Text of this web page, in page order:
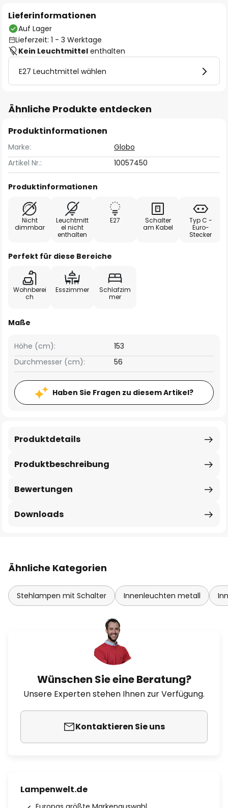
Lieferinformationen
Auf Lager
Lieferzeit: 1 - 3 Werktage
Kein Leuchtmittel enthalten
E27 Leuchtmittel wählen
Ähnliche Produkte entdecken
Produktinformationen
Marke:
Globo
Artikel Nr.:
10057450
Produktinformationen
Nicht
dimmbar
Leuchtmitt
el nicht
enthalten
E27
Schalter
am Kabel
Typ C -
Euro-
Stecker
Perfekt für diese Bereiche
Wohnberei
ch
Esszimmer
Schlafzim
mer
Maße
Höhe (cm):
153
Durchmesser (cm):
56
Haben Sie Fragen zu diesem Artikel?
Produktbeschreibung
Produktdetails
Bewertungen
Downloads
Ähnliche Kategorien
Stehlampen mit Schalter Innenleuchten metall
Wünschen Sie eine Beratung?
Unsere Experten stehen Ihnen zur Verfügung.
Kontaktieren Sie uns
Lampenwelt.de